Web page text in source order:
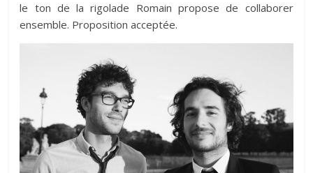
le ton de la rigolade Romain propose de collaborer
ensemble. Proposition acceptée.